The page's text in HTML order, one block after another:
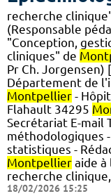
recherche
(Responsable
"Conception,
cliniques" de
Pr Ch. Jorgensen)
Département de
Montpellier -
Flahault 34295
Secrétariat E-mail
méthodologiques
statistiques -
Montpellier aide
recherche
18/02/2026 15:25